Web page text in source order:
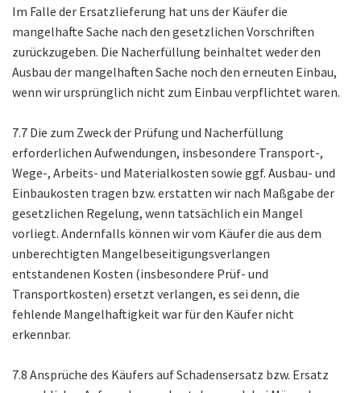
Im Falle der Ersatzlieferung hat uns der Käufer die
mangelhafte Sache nach den gesetzlichen Vorschriften
zurückzugeben. Die Nacherfüllung beinhaltet weder den
Ausbau der mangelhaften Sache noch den erneuten Einbau,
wenn wir ursprünglich nicht zum Einbau verpflichtet waren.
7.7 Die zum Zweck der Prüfung und Nacherfüllung
erforderlichen Aufwendungen, insbesondere Transport-,
Wege-, Arbeits- und Materialkosten sowie ggf. Ausbau- und
Einbaukosten tragen bzw. erstatten wir nach Maßgabe der
gesetzlichen Regelung, wenn tatsächlich ein Mangel
vorliegt. Andernfalls können wir vom Käufer die aus dem
unberechtigten Mangelbeseitigungsverlangen
entstandenen Kosten (insbesondere Prüf- und
Transportkosten) ersetzt verlangen, es sei denn, die
fehlende Mangelhaftigkeit war für den Käufer nicht
erkennbar.
7.8 Ansprüche des Käufers auf Schadensersatz bzw. Ersatz